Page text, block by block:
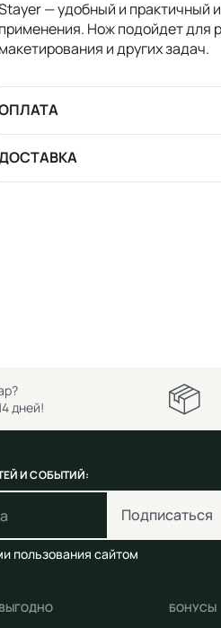
— удобный и практичный
применения. Нож подойдет для
макетирования и других задач.
дней!
И СОБЫТИЙ:
Подписаться
пользования сайтом
ВЫГОДНО БОНУСЫ